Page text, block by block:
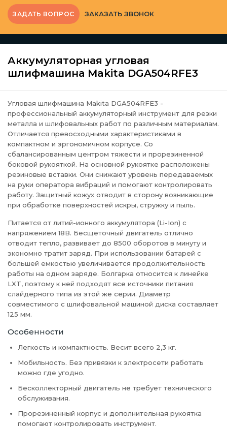
ЗАДАТЬ ВОПРОС ЗАКАЗАТЬ ЗВОНОК
Аккумуляторная угловая
шлифмашина Makita DGA504RFE3
Угловая шлифмашина Makita DGA504RFE3 -
профессиональный аккумуляторный инструмент для резки
металла и шлифовальных работ по различным материалам.
Отличается превосходными характеристиками в
компактном и эргономичном корпусе. Со
сбалансированным центром тяжести и прорезиненной
боковой рукояткой. На основной рукоятке расположены
резиновые вставки. Они снижают уровень передаваемых
на руки оператора вибраций и помогают контролировать
работу. Защитный кожух отводит в сторону возникающие
при обработке поверхностей искры, стружку и пыль.
Питается от литий-ионного аккумулятора (Li-Ion) с
напряжением 18В. Бесщеточный двигатель отлично
отводит тепло, развивает до 8500 оборотов в минуту и
экономно тратит заряд. При использовании батарей с
большей емкостью увеличивается продолжительность
работы на одном заряде. Болгарка относится к линейке
LXT, поэтому к ней подходят все источники питания
слайдерного типа из этой же серии. Диаметр
совместимого с шлифовальной машиной диска составляет
125 мм.
Особенности
Легкость и компактность. Весит всего 2,3 кг.
Мобильность. Без привязки к электросети работать
можно где угодно.
Бесколлекторный двигатель не требует технического
обслуживания.
Прорезиненный корпус и дополнительная рукоятка
помогают контролировать инструмент.